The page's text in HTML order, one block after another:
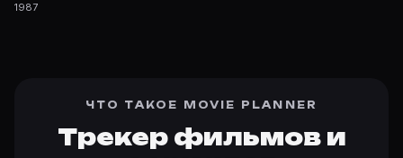
1987
ЧТО ТАКОЕ MOVIE PLANNER
Трекер фильмов и